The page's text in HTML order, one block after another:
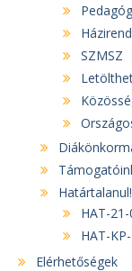
Házirend
SZMSZ
Határtalanul!
HAT-
HAT-
Elérhetőségek